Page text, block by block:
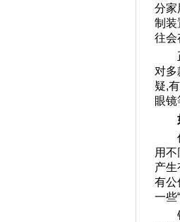
分家
制装
往会
对
疑,
眼
用
产
有公
一些